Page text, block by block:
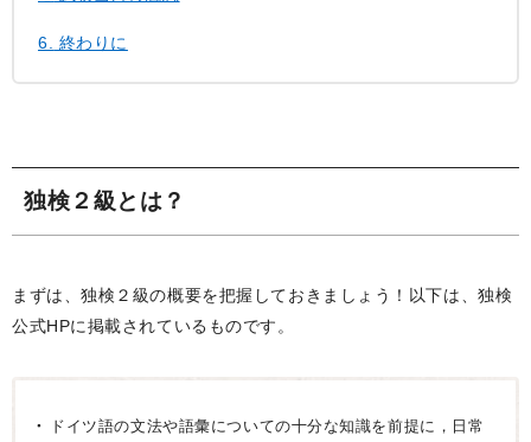
6. 終わりに
独検２級とは？
まずは、独検２級の概要を把握しておきましょう！以下は、独検
公式HPに掲載されているものです。
ドイツ語の文法や語彙についての十分な知識を前提に，日常